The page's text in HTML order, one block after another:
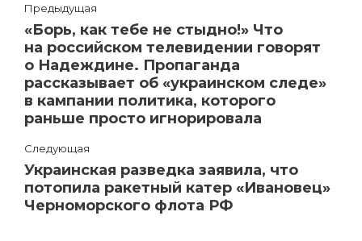
Предыдущая
«Борь, как тебе не стыдно!» Что
на российском телевидении говорят
о Надеждине. Пропаганда
рассказывает об «украинском следе»
в кампании политика, которого
раньше просто игнорировала
Следующая
Украинская разведка заявила, что
потопила ракетный катер «Ивановец»
Черноморского флота РФ